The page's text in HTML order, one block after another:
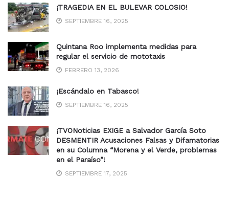
¡TRAGEDIA EN EL BULEVAR COLOSIO!
SEPTIEMBRE 16, 2025
Quintana Roo implementa medidas para
regular el servicio de mototaxis
FEBRERO 13, 2026
¡Escándalo en Tabasco!
SEPTIEMBRE 16, 2025
¡TVONoticias EXIGE a Salvador García Soto
DESMENTIR Acusaciones Falsas y Difamatorias
en su Columna “Morena y el Verde, problemas
en el Paraíso”!
SEPTIEMBRE 17, 2025